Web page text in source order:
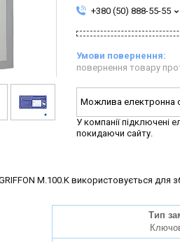
+380 (50) 888-55-55
повернення товару
У компанії підключені
покидаючи сайту.
M.100.K використовується для
Тип